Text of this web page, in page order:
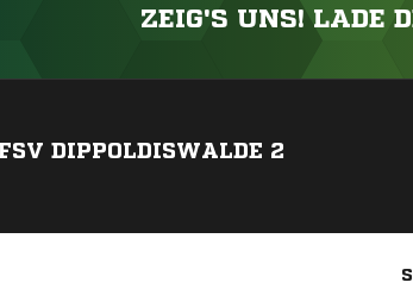
ZEIG'S UNS! LADE
FSV DIPPOLDISWALDE 2